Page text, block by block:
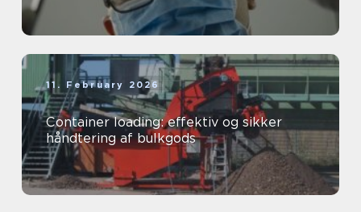
11. February 2026
Container loading: effektiv og sikker
håndtering af bulkgods